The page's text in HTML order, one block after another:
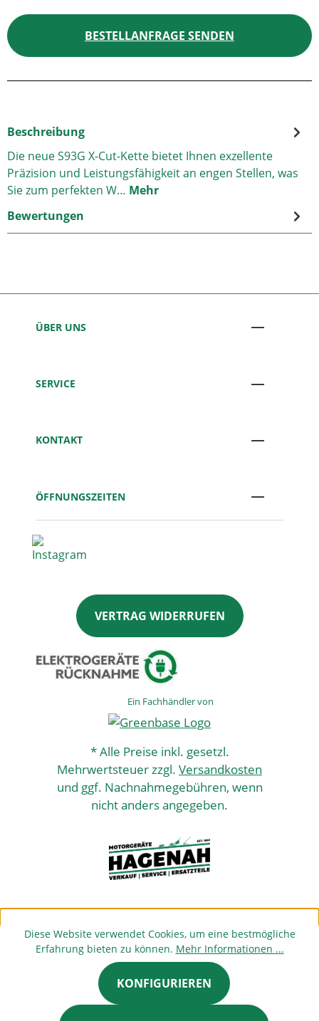
BESTELLANFRAGE SENDEN
Beschreibung
Die neue S93G X-Cut-Kette bietet Ihnen exzellente
Präzision und Leistungsfähigkeit an engen Stellen, was
Sie zum perfekten W… Mehr
Bewertungen
ÜBER UNS
SERVICE
KONTAKT
ÖFFNUNGSZEITEN
VERTRAG WIDERRUFEN
Ein Fachhändler von
* Alle Preise inkl. gesetzl.
Mehrwertsteuer zzgl. Versandkosten
und ggf. Nachnahmegebühren, wenn
nicht anders angegeben.
Diese Website verwendet Cookies, um eine bestmögliche
Erfahrung bieten zu können. Mehr Informationen ...
KONFIGURIEREN